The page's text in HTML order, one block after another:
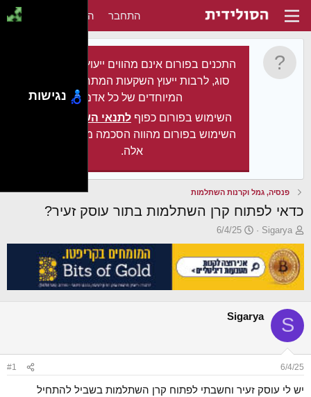
התחבר הירשם
התכנים בפורום אינם מהווים ייעוץ מקצועי מכל
סוג, לרבות ייעוץ השקעות המתחשב בצרכיו
המיוחדים של כל אדם.
השימוש בפורום כפוף לתנאי השימוש
השימוש בפורום מהווה הסכמה מלאה לתנאים
אלה.
פנסיה, גמל וקרנות השתלמות
כדאי לפתוח קרן השתלמות בתור עוסק זעיר?
פ
ו
ת
ח
ה
נ
ש
א
Sigarya
פ
ו
ר
ס
ם
ב
א
ך
6/4/25
S
Sigarya
6/4/25
#1
יש לי עוסק זעיר וחשבתי לפתוח קרן השתלמות בשביל להתחיל
נגישות